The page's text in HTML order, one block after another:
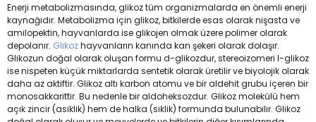
Enerji metabolizmasında, glikoz tüm organizmalarda en önemli enerji
kaynağıdır. Metabolizma için glikoz, bitkilerde esas olarak nişasta ve
amilopektin, hayvanlarda ise glikojen olmak üzere polimer olarak
depolanır. Glikozhayvanların kanında kan şekeri olarak dolaşır.
Glikozun doğal olarak oluşan formu d-glikozdur, stereoizomeri l-glikoz
ise nispeten küçük miktarlarda sentetik olarak üretilir ve biyolojik olarak
daha az aktiftir. Glikoz altı karbon atomu ve bir aldehit grubu içeren bir
monosakkarittir. Bu nedenle bir aldoheksozdur. Glikoz molekülü hem
açık zincir (asiklik) hem de halka (siklik) formunda bulunabilir. Glikoz